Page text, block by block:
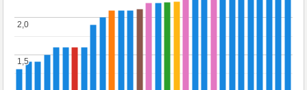
1,5
1,5
2,0
2,0